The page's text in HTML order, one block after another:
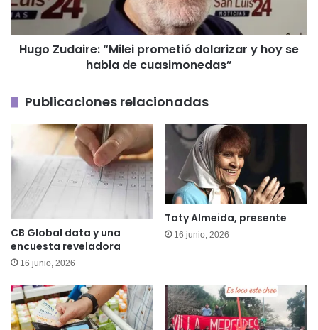
hoy
se
habla
Hugo Zudaire: “Milei prometió dolarizar y hoy se
habla de cuasimonedas”
Publicaciones relacionadas
CB Global data y una
encuesta reveladora
16 junio, 2026
Taty Almeida, presente
16 junio, 2026